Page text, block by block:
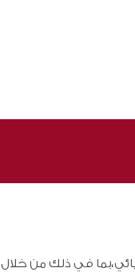
في ذلك من خلال